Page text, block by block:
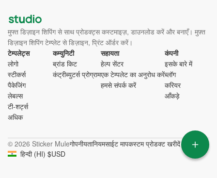
मुफ्त डिज़ाइन शिपिंग से साथ प्रोडक्ट्स कस्टमाइज़, डाउनलोड करें और बनाएँ। मुफ़्त
डिज़ाइन शिपिंग टेम्प्लेट से डिज़ाइन, प्रिंट ऑर्डर करें।
टेम्पलेट्स
लोगो
स्टीकर्स
पैकेजिंग
लेबल्स
टी-शर्ट्स
अधिक
कम्युनिटी
ब्रांड किट
कंट्रीब्युटर्स प्रोग्राम
सहायता
हेल्प सेंटर
एक टेम्पलेट का अनुरोध करें
हमसे संपर्क करें
कंपनी
इसके बारे में
ब्लॉग
करियर
आँकड़े
© 2026 Sticker Muleगोपनीयतानियमसाईट मापकस्टम प्रोडक्ट खरीदें
हिन्दी(HI) $USD